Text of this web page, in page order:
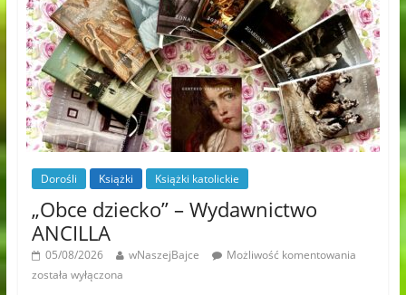
Dorośli Książki Książki katolickie
„Obce dziecko” – Wydawnictwo
ANCILLA
05/08/2026 wNaszejBajce
Możliwość komentowania
została wyłączona